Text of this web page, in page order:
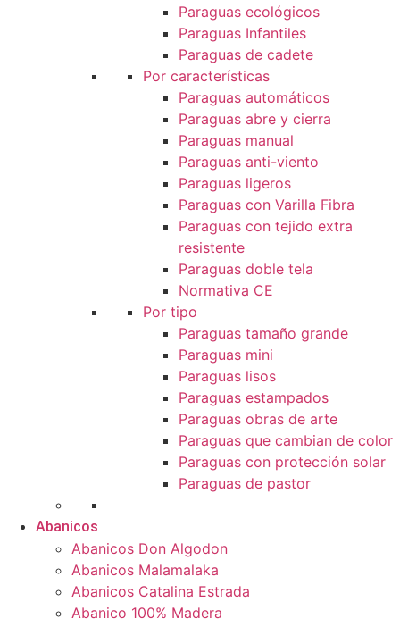
Paraguas ecológicos
Paraguas Infantiles
Paraguas de cadete
Por características
Paraguas automáticos
Paraguas abre y cierra
Paraguas manual
Paraguas anti-viento
Paraguas ligeros
Paraguas con Varilla Fibra
Paraguas con tejido extra
resistente
Paraguas doble tela
Normativa CE
Por tipo
Paraguas tamaño grande
Paraguas mini
Paraguas lisos
Paraguas estampados
Paraguas obras de arte
Paraguas que cambian de color
Paraguas con protección solar
Paraguas de pastor
Abanicos
Abanicos Don Algodon
Abanicos Malamalaka
Abanicos Catalina Estrada
Abanico 100% Madera